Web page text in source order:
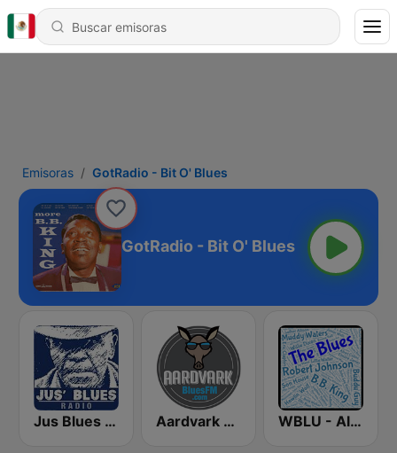
Emisoras GotRadio - Bit O' Blues
GotRadio - Bit O' Blues
Jus Blues Radio Aardvark Blues FM WBLU - All Blues Radio